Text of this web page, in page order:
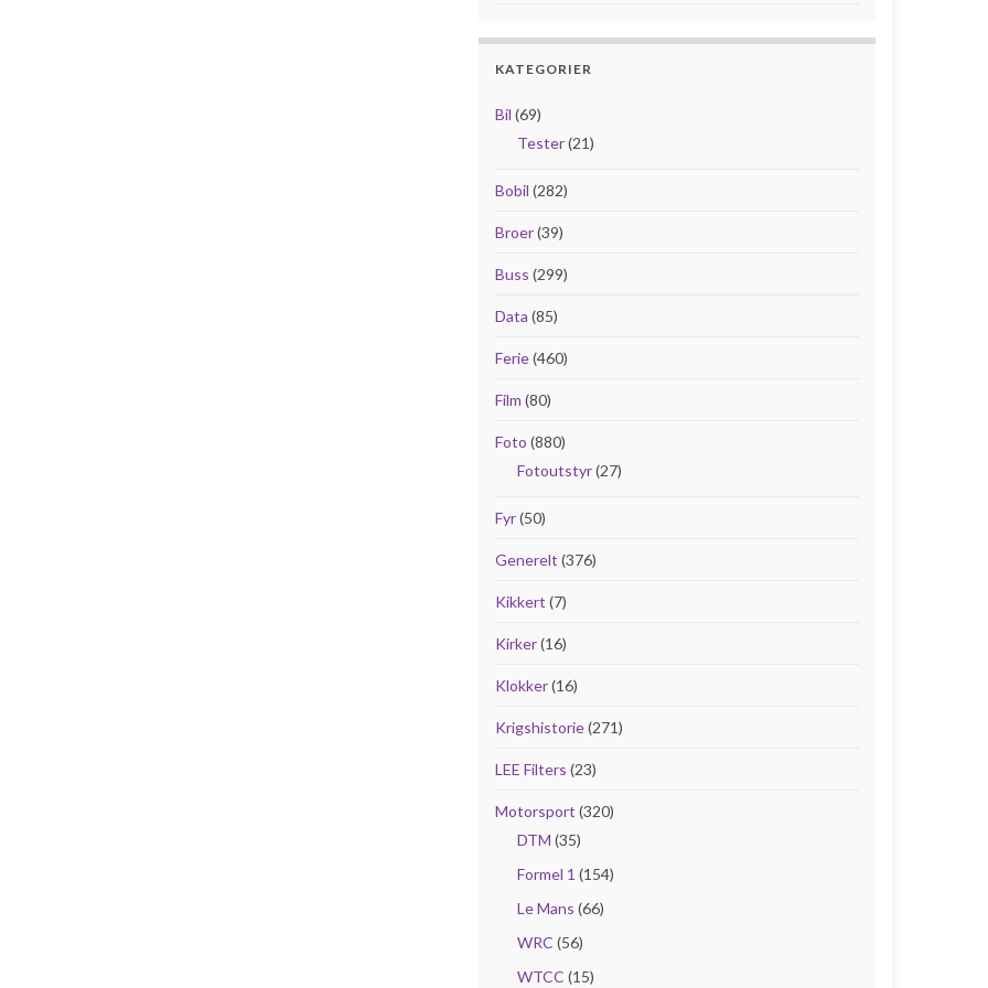
KATEGORIER
Bil (69)
Tester(21)
Bobil (282)
Broer(39)
Buss (299)
Data (85)
Ferie(460)
Film (80)
Foto (880)
Fotoutstyr(27)
Fyr(50)
Generelt (376)
Kikkert (7)
Kirker(16)
Klokker(16)
Krigshistorie(271)
LEE Filters (23)
Motorsport (320)
DTM (35)
Formel 1 (154)
Le Mans (66)
WRC (56)
WTCC (15)